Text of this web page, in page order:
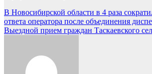
Навигация
по
В Новосибирской области в 4 раза
ответа оператора после объединения
Выездной прием граждан Таскаевского